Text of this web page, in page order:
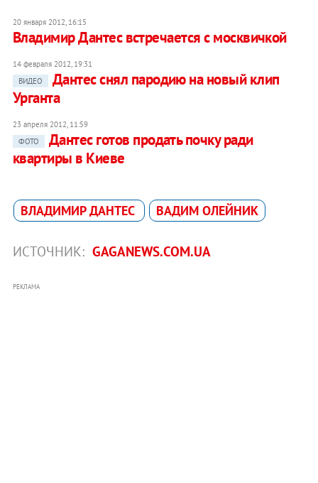
20 января 2012, 16:15
Владимир Дантес встречается с москвичкой
14 февраля 2012, 19:31
ВИДЕО
Дантес снял пародию на новый клип
Урганта
23 апреля 2012, 11:59
ФОТО
Дантес готов продать почку ради
квартиры в Киеве
ВЛАДИМИР ДАНТЕС ВАДИМ ОЛЕЙНИК
ИСТОЧНИК: GAGANEWS.COM.UA
РЕКЛАМА